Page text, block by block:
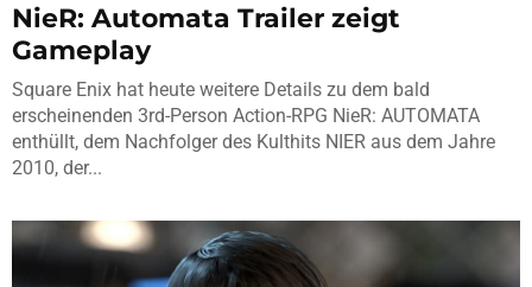
NieR: Automata Trailer zeigt
Gameplay
Square Enix hat heute weitere Details zu dem bald
erscheinenden 3rd-Person Action-RPG NieR: AUTOMATA
enthüllt, dem Nachfolger des Kulthits NIER aus dem Jahre
2010, der...